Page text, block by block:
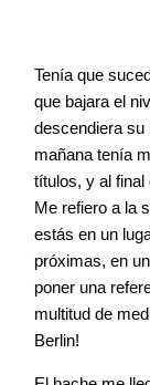
Tenía que
que bajara el
descendiera su
mañana tenía
títulos, y al final
Me refiero a la
estás en un
próximas, en
poner una
multitud de
Berlin!
Blog
Agenda